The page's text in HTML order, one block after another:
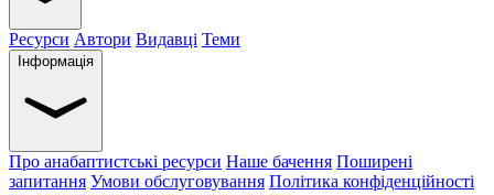
Ресурси Автори Видавці Теми
Інформація
Про анабаптистські ресурси Наше бачення Поширені
запитання Умови обслуговування Політика конфіденційності